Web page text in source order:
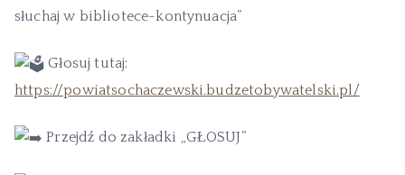
słuchaj w bibliotece-kontynuacja”
Głosuj tutaj:
https://powiatsochaczewski.budzetobywatelski.pl/
Przejdź do zakładki „GŁOSUJ”